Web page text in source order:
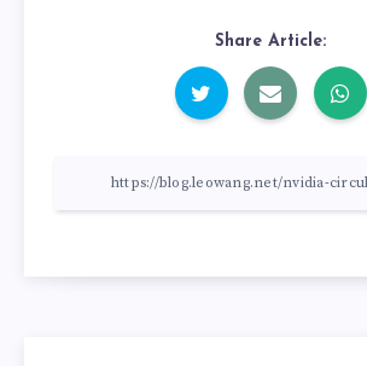
Share Article: